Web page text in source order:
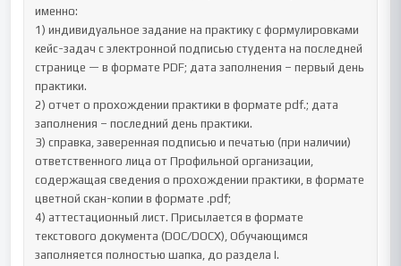
именно:
1) индивидуальное задание на практику с формулировками
кейс-задач с электронной подписью студента на последней
странице — в формате PDF; дата заполнения – первый день
практики.
2) отчет о прохождении практики в формате pdf.; дата
заполнения – последний день практики.
3) справка, заверенная подписью и печатью (при наличии)
ответственного лица от Профильной организации,
содержащая сведения о прохождении практики, в формате
цветной скан-копии в формате .pdf;
4) аттестационный лист. Присылается в формате
текстового документа (DOC/DOCX), Обучающимся
заполняется полностью шапка, до раздела I.